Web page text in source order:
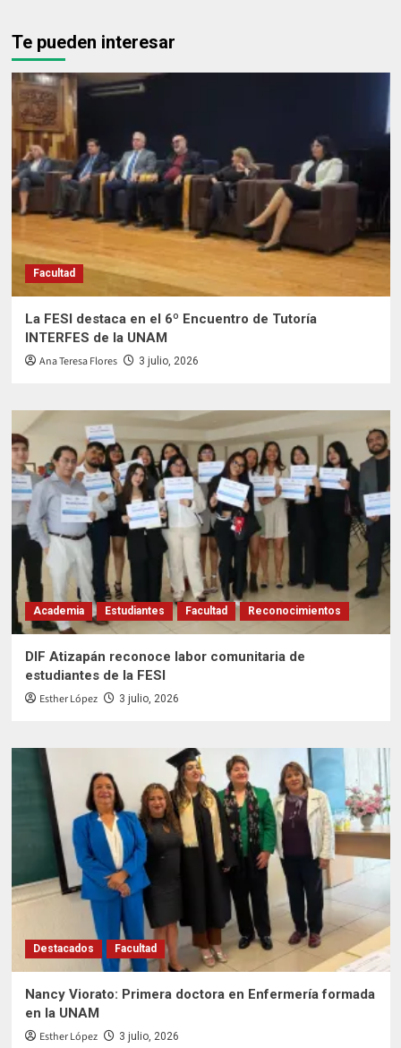
Te pueden interesar
Facultad
La FESI destaca en el 6º Encuentro de Tutoría
INTERFES de la UNAM
Ana Teresa Flores 3 julio, 2026
Academia Estudiantes Facultad Reconocimientos
DIF Atizapán reconoce labor comunitaria de
estudiantes de la FESI
Esther López 3 julio, 2026
Destacados Facultad
Nancy Viorato: Primera doctora en Enfermería formada
en la UNAM
Esther López 3 julio, 2026